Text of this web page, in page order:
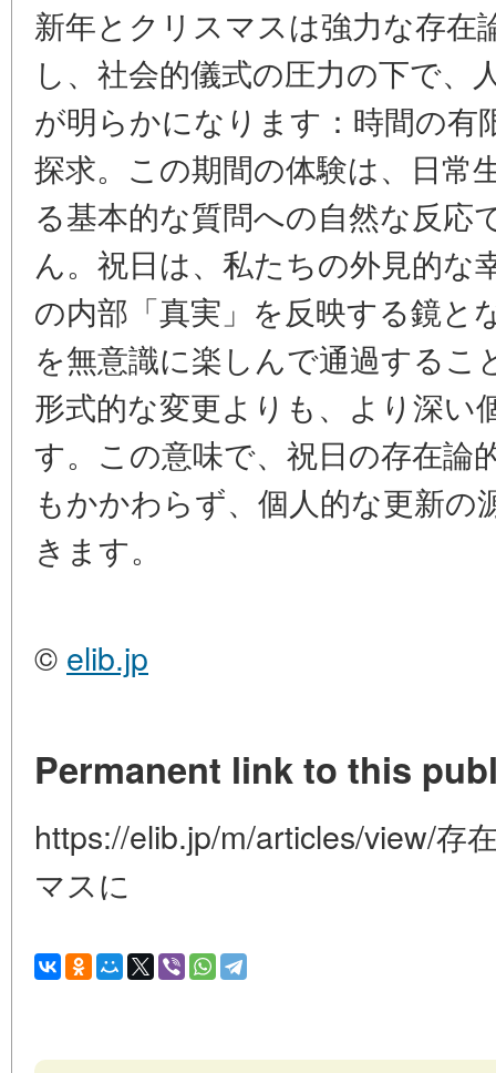
新年とクリスマスは強力な存在
し、社会的儀式の圧力の下で、
が明らかになります：時間の有
探求。この期間の体験は、日常
る基本的な質問への自然な反応
ん。祝日は、私たちの外見的な
の内部「真実」を反映する鏡と
を無意識に楽しんで通過する
形式的な変更よりも、より深い
す。この意味で、祝日の存在論
もかかわらず、個人的な更新
きます。
© elib.jp
Permanent link to this
https://elib.jp/m/articles/view/存
マスに